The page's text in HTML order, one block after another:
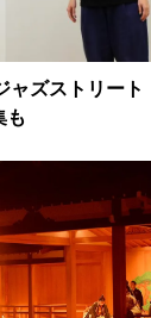
ャズストリー
も